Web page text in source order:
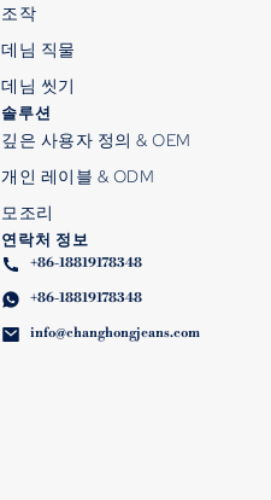
조작
데님 직물
데님 씻기
솔루션
깊은 사용자 정의 & OEM
개인 레이블 & ODM
모조리
연락처 정보
+86-18819178348
+86-18819178348
info@changhongjeans.com